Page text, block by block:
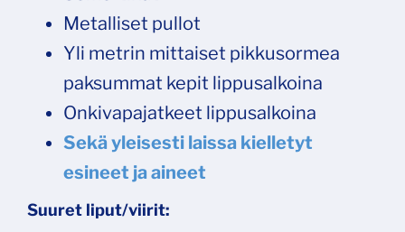
Metalliset pullot
Yli metrin mittaiset pikkusormea
paksummat kepit lippusalkoina
Onkivapajatkeet lippusalkoina
Sekä yleisesti laissa kielletyt
esineet ja aineet
Suuret liput/viirit: